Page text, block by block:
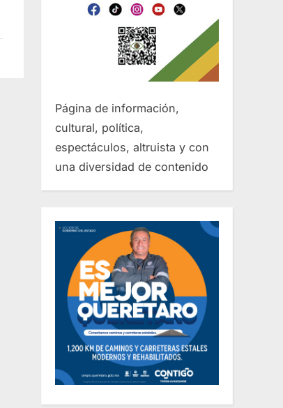
Página de información,
cultural, política,
espectáculos, altruista y con
una diversidad de contenido